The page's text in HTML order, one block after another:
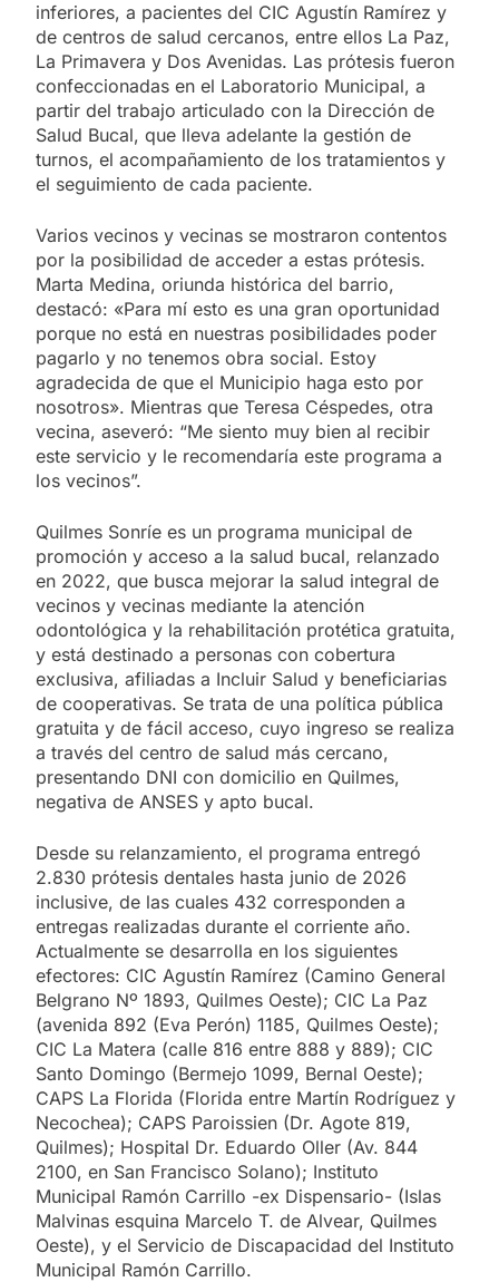
inferiores, a pacientes del CIC Agustín Ramírez y
de centros de salud cercanos, entre ellos La Paz,
La Primavera y Dos Avenidas. Las prótesis fueron
confeccionadas en el Laboratorio Municipal, a
partir del trabajo articulado con la Dirección de
Salud Bucal, que lleva adelante la gestión de
turnos, el acompañamiento de los tratamientos y
el seguimiento de cada paciente.
Varios vecinos y vecinas se mostraron contentos
por la posibilidad de acceder a estas prótesis.
Marta Medina, oriunda histórica del barrio,
destacó: «Para mí esto es una gran oportunidad
porque no está en nuestras posibilidades poder
pagarlo y no tenemos obra social. Estoy
agradecida de que el Municipio haga esto por
nosotros». Mientras que Teresa Céspedes, otra
vecina, aseveró: “Me siento muy bien al recibir
este servicio y le recomendaría este programa a
los vecinos”.
Quilmes Sonríe es un programa municipal de
promoción y acceso a la salud bucal, relanzado
en 2022, que busca mejorar la salud integral de
vecinos y vecinas mediante la atención
odontológica y la rehabilitación protética gratuita,
y está destinado a personas con cobertura
exclusiva, afiliadas a Incluir Salud y beneficiarias
de cooperativas. Se trata de una política pública
gratuita y de fácil acceso, cuyo ingreso se realiza
a través del centro de salud más cercano,
presentando DNI con domicilio en Quilmes,
negativa de ANSES y apto bucal.
Desde su relanzamiento, el programa entregó
2.830 prótesis dentales hasta junio de 2026
inclusive, de las cuales 432 corresponden a
entregas realizadas durante el corriente año.
Actualmente se desarrolla en los siguientes
efectores: CIC Agustín Ramírez (Camino General
Belgrano Nº 1893, Quilmes Oeste); CIC La Paz
(avenida 892 (Eva Perón) 1185, Quilmes Oeste);
CIC La Matera (calle 816 entre 888 y 889); CIC
Santo Domingo (Bermejo 1099, Bernal Oeste);
CAPS La Florida (Florida entre Martín Rodríguez y
Necochea); CAPS Paroissien (Dr. Agote 819,
Quilmes); Hospital Dr. Eduardo Oller (Av. 844
2100, en San Francisco Solano); Instituto
Municipal Ramón Carrillo -ex Dispensario- (Islas
Malvinas esquina Marcelo T. de Alvear, Quilmes
Oeste), y el Servicio de Discapacidad del Instituto
Municipal Ramón Carrillo.